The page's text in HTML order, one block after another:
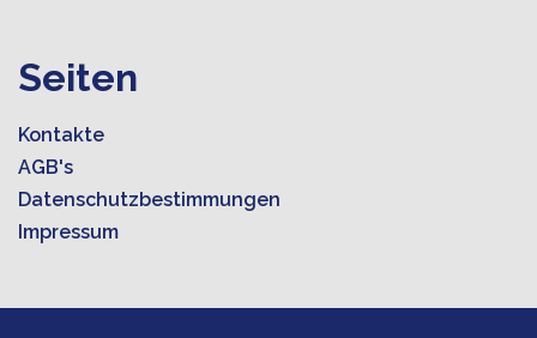
Seiten
Kontakte
AGB's
Datenschutzbestimmungen
Impressum